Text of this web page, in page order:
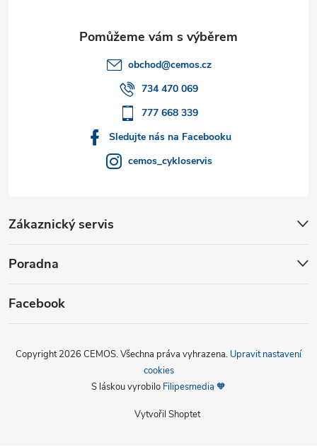
obchod@cemos.cz
734 470 069
777 668 339
Sledujte nás na Facebooku
cemos_cykloservis
Zákaznický servis
Poradna
Facebook
Vytvořil Shoptet
Copyright 2026 CEMOS. Všechna práva vyhrazena. Upravit nastavení
cookies
S láskou vyrobilo Filipesmedia 🧡